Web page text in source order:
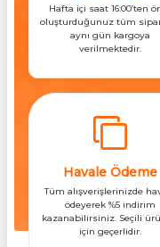
Hafta içi saat 16:00’ten
oluşturduğunuz tüm
aynı gün kargoya
verilmektedir.
Havale Ödeme
Tüm alışverişlerinizde
ödeyerek %5 indirim
kazanabilirsiniz. Seçili
için geçerlidir.